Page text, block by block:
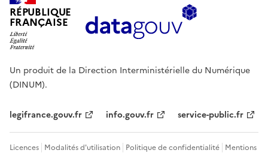
RÉPUBLIQUE
FRANÇAISE
Un produit de la Direction Interministérielle du Numérique
(DINUM).
legifrance.gouv.fr info.gouv.fr service-public.fr
Licences Modalités d'utilisation Politique de confidentialité Mentions